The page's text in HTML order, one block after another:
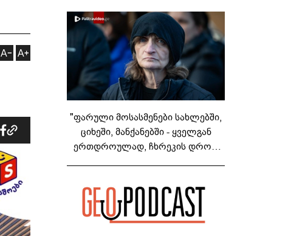
გადაფარავს ამ დანაშაულს" -
ირაკლი კობახიძე
"ფარული მოსასმენები სახლებში,
ციხეში, მანქანებში - ყველგან
ერთდროულად, ჩხრეკის დროს,
კუპატაძე